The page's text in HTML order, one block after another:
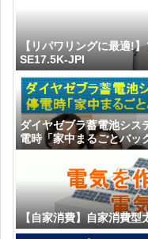
【リパワリングに最適!
SE17.5K-JPI
ダイヤゼブラ蓄電池シ
電時「家中まるごとバッ
【自家消費】自家消費型